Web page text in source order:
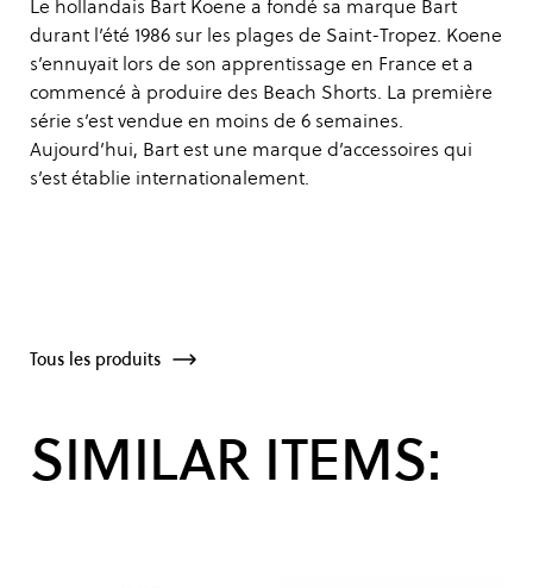
Le hollandais Bart Koene a fondé sa marque Bart
durant l’été 1986 sur les plages de Saint-Tropez. Koene
s’ennuyait lors de son apprentissage en France et a
commencé à produire des Beach Shorts. La première
série s’est vendue en moins de 6 semaines.
Aujourd’hui, Bart est une marque d’accessoires qui
s’est établie internationalement.
Tous les produits
SIMILAR ITEMS: